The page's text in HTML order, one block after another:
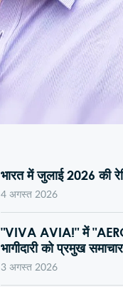
भारत में जुलाई 2026 की
4 अगस्त 2026
"VIVA AVIA!" में
भागीदारी को प्रमुख
3 अगस्त 2026